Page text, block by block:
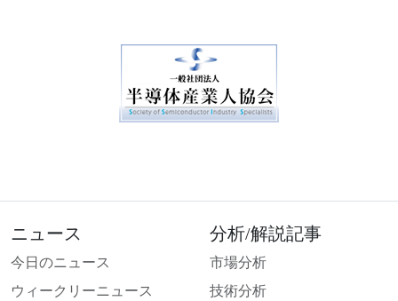
ニュース
今日のニュース
ウィークリーニュース
分析/解説記事
市場分析
技術分析